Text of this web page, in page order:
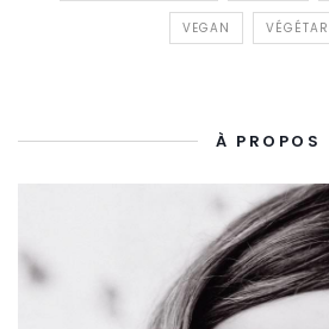
VEGAN
À PROPOS